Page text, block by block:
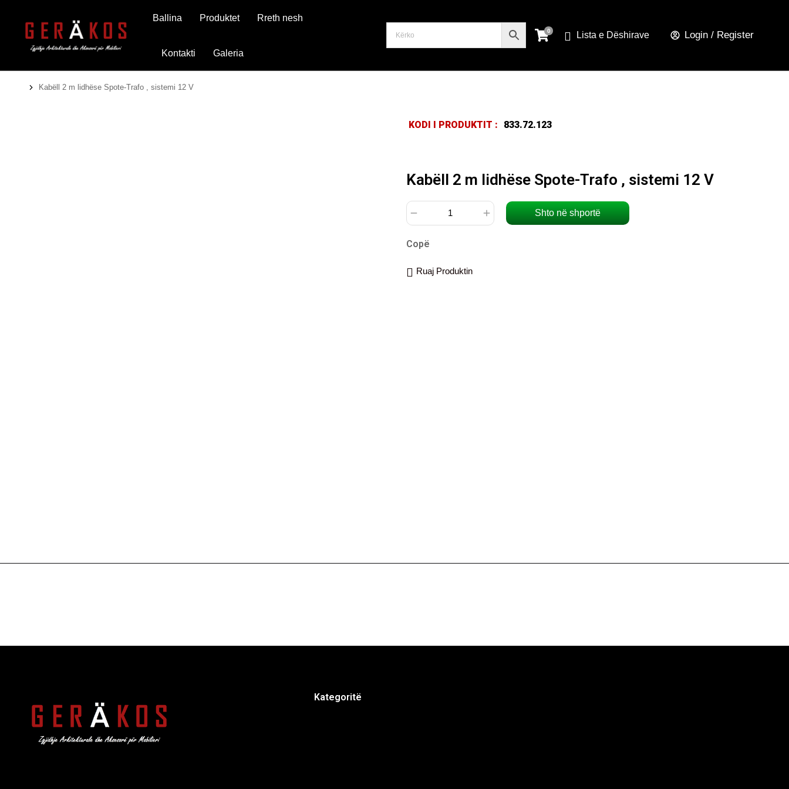
Ballina Produktet Rreth nesh
Kontakti Galeria
Lista e Dëshirave Login / Register
You are here:
Kabëll 2 m lidhëse Spote-Trafo , sistemi 12 V
KODI I PRODUKTIT : 833.72.123
Kabëll 2 m lidhëse Spote-Trafo , sistemi 12 V
Shto në shportë
Copë
Ruaj Produktin
Kategoritë